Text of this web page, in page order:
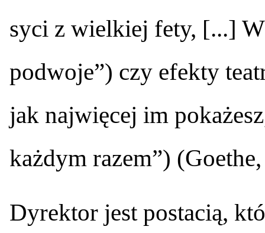
syci z wielkiej fety, [...]
podwoje”) czy efekty
jak najwięcej im
każdym razem”)
Dyrektor jest postacią,